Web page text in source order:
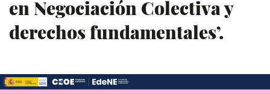
en Negociación Colectiva y
derechos fundamentales’.